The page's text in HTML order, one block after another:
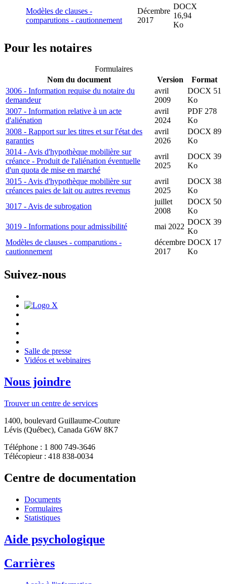
Modèles de clauses -
comparutions - cautionnement
Décembre
2017
DOCX
16,94
Ko
Pour les notaires
Formulaires
Nom du document
Version
Format
3006 - Information requise du notaire du
demandeur
avril
2009
DOCX 51
Ko
3007 - Information relative à un acte
d'aliénation
avril
2024
PDF 278
Ko
3008 - Rapport sur les titres et sur l'état des
garanties
avril
2026
DOCX 89
Ko
3014 - Avis d'hypothèque mobilière sur
créance - Produit de l'aliénation éventuelle
d'un quota de mise en marché
avril
2025
DOCX 39
Ko
3015 - Avis d'hypothèque mobilière sur
créances paies de lait ou autres revenus
avril
2025
DOCX 38
Ko
3017 - Avis de subrogation
juillet
2008
DOCX 50
Ko
3019 - Informations pour admissibilité
mai 2022
DOCX 39
Ko
Modèles de clauses - comparutions -
cautionnement
décembre
2017
DOCX 17
Ko
Suivez-nous
Salle de presse
Vidéos et webinaires
Nous joindre
Trouver un centre de services
1400, boulevard Guillaume-Couture
Lévis (Québec), Canada G6W 8K7
Téléphone : 1 800 749-3646
Télécopieur : 418 838-0034
Centre de documentation
Documents
Formulaires
Statistiques
Aide psychologique
Carrières